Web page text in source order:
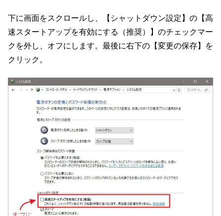
下に画面をスクロールし、【シャットダウン設定】の【高
速スタートアップを有効にする（推奨）】のチェックマー
クを外し、オフにします。最後に右下の【変更の保存】を
クリック。